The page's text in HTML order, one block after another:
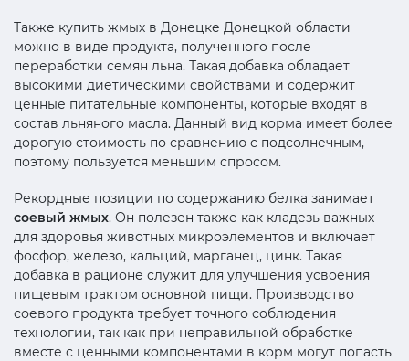
Также купить жмых в Донецке Донецкой области
можно в виде продукта, полученного после
переработки семян льна. Такая добавка обладает
высокими диетическими свойствами и содержит
ценные питательные компоненты, которые входят в
состав льняного масла. Данный вид корма имеет более
дорогую стоимость по сравнению с подсолнечным,
поэтому пользуется меньшим спросом.
Рекордные позиции по содержанию белка занимает
соевый жмых. Он полезен также как кладезь важных
для здоровья животных микроэлементов и включает
фосфор, железо, кальций, марганец, цинк. Такая
добавка в рационе служит для улучшения усвоения
пищевым трактом основной пищи. Производство
соевого продукта требует точного соблюдения
технологии, так как при неправильной обработке
вместе с ценными компонентами в корм могут попасть